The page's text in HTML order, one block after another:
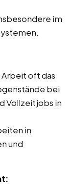
im
oft das
bei
Vollzeitjobs in
in
und